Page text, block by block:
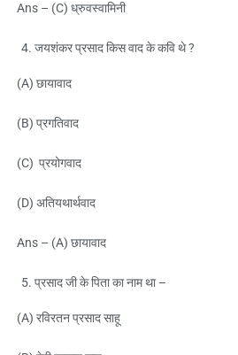
Ans – (C) ध्रुवस्वामिनी
जयशंकर प्रसाद किस वाद के कवि थे ?
(A) छायावाद
(B) प्रगतिवाद
(C) प्रयोगवाद
(D) अतियथार्थवाद
Ans – (A) छायावाद
प्रसाद जी के पिता का नाम था –
(A) रविरतन प्रसाद साहू